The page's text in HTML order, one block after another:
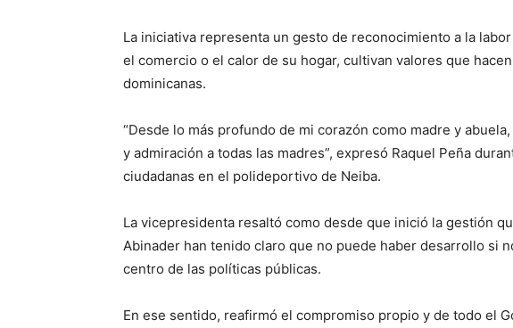
La iniciativa representa un gesto de reconocimiento a la
el comercio o el calor de su hogar, cultivan valores que
dominicanas.
“Desde lo más profundo de mi corazón como madre y
y admiración a todas las madres”, expresó Raquel Peña
ciudadanas en el polideportivo de Neiba.
La vicepresidenta resaltó como desde que inició la gestión
Abinader han tenido claro que no puede haber desarrollo si
centro de las políticas públicas.
En ese sentido, reafirmó el compromiso propio y de todo el